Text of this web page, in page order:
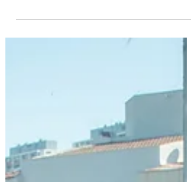
Inteligência Artificial
Com inscrições abertas, os cursos IA na Prática e
Como integrar IA no Excel terão aulas online e
Como integrar IA no Excel e IA na Prática. As
aulas serão realizadas no modo online e ao vivo,
horários da manhã, tarde e noite. Para se
candidatar, os interessados precisam ter idade
mínima de 14 anos e possuir noções básicas de
informática.